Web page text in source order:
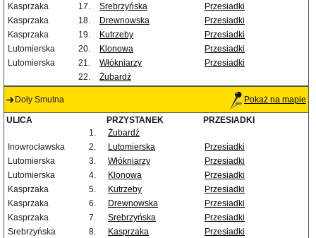
Kasprzaka
17. Srebrzyńska
Przesiadki
Kasprzaka
18. Drewnowska
Przesiadki
Kasprzaka
19. Kutrzeby
Przesiadki
Lutomierska
20. Klonowa
Przesiadki
Lutomierska
21. Włókniarzy
Przesiadki
22.
Żubardź
Doły Smutna Pokaż na mapie
ULICA PRZYSTANEK
PRZESIADKI
1.
Żubardź
Inowrocławska
2. Lutomierska
Przesiadki
Lutomierska
3. Włókniarzy
Przesiadki
Lutomierska
4. Klonowa
Przesiadki
Kasprzaka
5. Kutrzeby
Przesiadki
Kasprzaka
6. Drewnowska
Przesiadki
Kasprzaka
7. Srebrzyńska
Przesiadki
Srebrzyńska
8. Kasprzaka
Przesiadki